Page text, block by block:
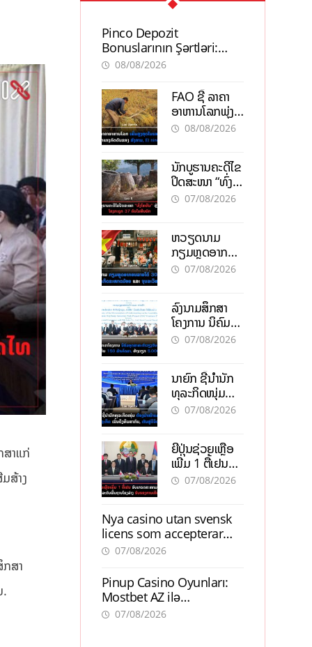
າແກ່
ສ້າງ
ສາ
.
Pinco Depozit
Bonuslarının Şərtləri:
Təcrübəli İstifadəçilərdən
08/08/2026
FAO ຊີ້ ລາຄາ
ອາຫານໂລກພຸ່ງ
ສູງສຸດໃນຮອບ 3
ສົງຄາມ, El
nino
08/08/2026
ນັກບູຮານຄະດີໄຂ
ປິດສະໜາ “ທົ່ງ
ໄຫຫີນ” ຫຼັງພົບ
07/08/2026
ຫວຽດນາມ
ກຽມຫຼຸດອາກອນ
ລາຍໄດ້ 30%
ແລະ ຈຸນລະ
ວິສາຫະກິດ
07/08/2026
ລົງນາມສຶກສາ
ໂຄງການ ນິຄົມ
ອຸດສາຫະກຳ
150 ລ້ານໂດລາ,
ສ້າງວຽກ 5.000
ຕຳແໜ່ງ
07/08/2026
ນາຍົກ ຊີ້ນຳນັກ
ທຸລະກິດໜຸ່ມ
ຕ້ອງນຳໜ້າແກ້
ສາກົນ, ຫັນສູ່ດິຈິ
ຕອນ
07/08/2026
ຍີ່ປຸ່ນຊ່ວຍເຫຼືອ
ເພີ່ມ 1 ຕື້ເຢນ
ອັບເກຣດ
ເຕີບໂຕ
07/08/2026
Nya casino utan svensk
licens som accepterar
Swish: En jämförelse
07/08/2026
Pinup Casino Oyunları:
Mostbet AZ ilə
Müqayisədə Nə Təqdim
07/08/2026